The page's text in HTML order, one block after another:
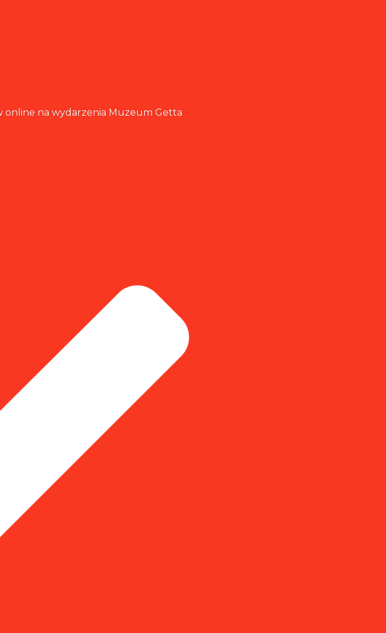
online na wydarzenia Muzeum Getta